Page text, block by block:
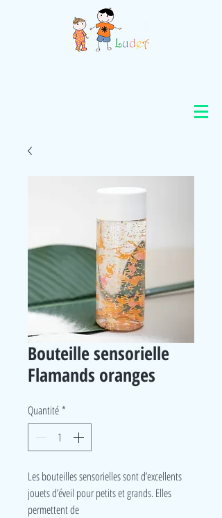
Bouteille sensorielle
Flamands oranges
Quantité *
Les bouteilles sensorielles sont d’excellents
jouets d’éveil pour petits et grands. Elles
permettent de